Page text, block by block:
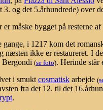
3. og det 5.århundrede) over
måske bygget på resterne
i 1217 kom det
næsten ikke er restaureret. I
Bergondi (se foto). Herinde står
i smukt cosmatisk arbejde (
fra det 12. til det
.